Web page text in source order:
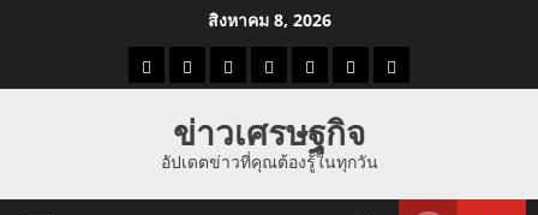
สิงหาคม 8, 2026
ราคาแนว
ราคา
ทอง
ข่าว
นี้
ข่าว
ดูด
ที่
ผู้ชาย
ข่าวเศรษฐกิจ
อัปเดตข่าวที่คุณต้องรู้ในทุกวัน